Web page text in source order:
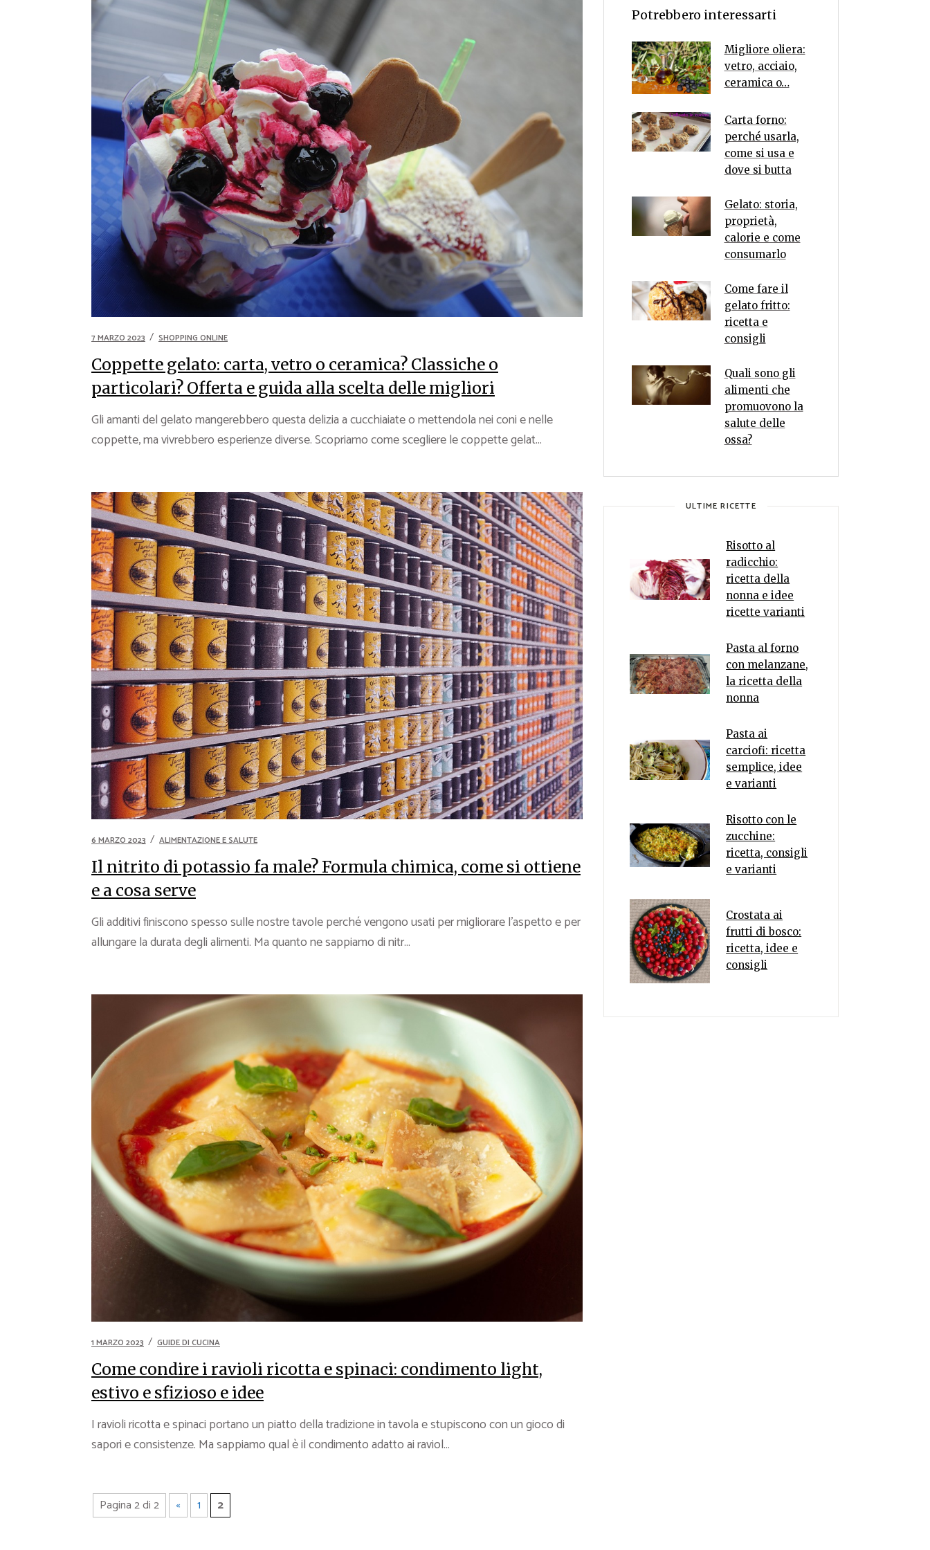
Ricette Piatti unici
Ricette Pesce
Video Ricette
Ricette per Ingrediente
7 MARZO 2023 SHOPPING ONLINE
Coppette gelato: carta, vetro o ceramica? Classiche o
particolari? Offerta e guida alla scelta delle migliori
Gli amanti del gelato mangerebbero questa delizia a cucchiaiate o mettendola nei coni e nelle
coppette, ma vivrebbero esperienze diverse. Scopriamo come scegliere le coppette gelat...
6 MARZO 2023 ALIMENTAZIONE E SALUTE
Il nitrito di potassio fa male? Formula chimica, come si ottiene
e a cosa serve
Gli additivi finiscono spesso sulle nostre tavole perché vengono usati per migliorare l’aspetto e per
allungare la durata degli alimenti. Ma quanto ne sappiamo di nitr...
1 MARZO 2023 GUIDE DI CUCINA
Come condire i ravioli ricotta e spinaci: condimento light,
estivo e sfizioso e idee
I ravioli ricotta e spinaci portano un piatto della tradizione in tavola e stupiscono con un gioco di
sapori e consistenze. Ma sappiamo qual è il condimento adatto ai raviol...
Pagina 2 di 2 « 1 2
Potrebbero interessarti
Migliore oliera:
vetro, acciaio,
ceramica o…
Carta forno:
perché usarla,
come si usa e
dove si butta
Gelato: storia,
proprietà,
calorie e come
consumarlo
Come fare il
gelato fritto:
ricetta e
consigli
Quali sono gli
alimenti che
promuovono la
salute delle
ossa?
ULTIME RICETTE
Risotto al
radicchio:
ricetta della
nonna e idee
ricette varianti
Pasta al forno
con melanzane,
la ricetta della
nonna
Pasta ai
carciofi: ricetta
semplice, idee
e varianti
Risotto con le
zucchine:
ricetta, consigli
e varianti
Crostata ai
frutti di bosco:
ricetta, idee e
consigli